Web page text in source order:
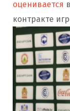
оценивается
контракте